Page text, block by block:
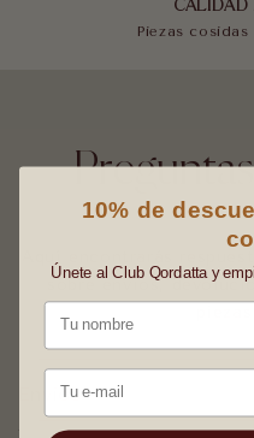
CALIDAD
Piezas
Preguntas
Aquí encontrarás
sobre envíos,
Envíos
10% de
Únete al Club Qordatta y
Nombre
Email